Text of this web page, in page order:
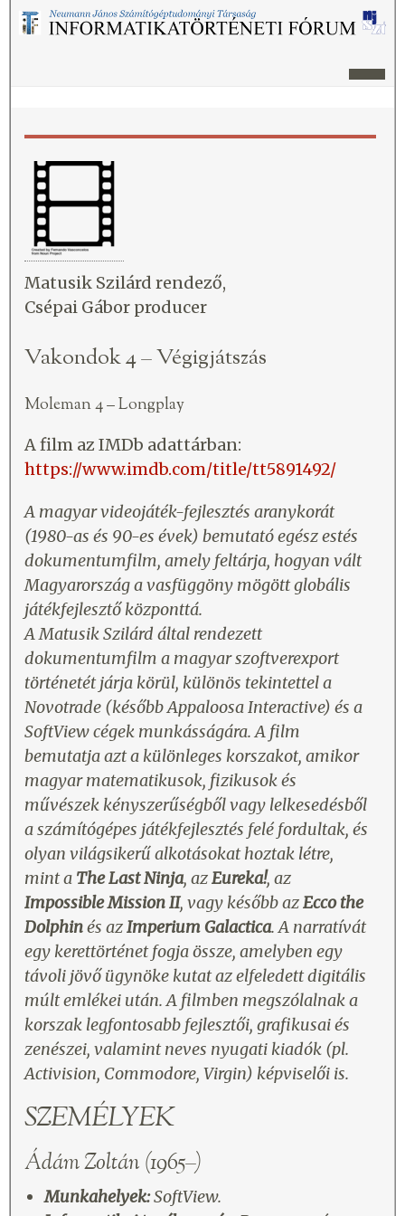
Matusik Szilárd rendező,
Csépai Gábor producer
Vakondok 4 – Végigjátszás
Moleman 4 – Longplay
A film az IMDb adattárban:
https://www.imdb.com/title/tt5891492/
A magyar videojáték-fejlesztés aranykorát
(1980-as és 90-es évek) bemutató egész estés
dokumentumfilm, amely feltárja, hogyan vált
Magyarország a vasfüggöny mögött globális
játékfejlesztő központtá.
A Matusik Szilárd által rendezett
dokumentumfilm a magyar szoftverexport
történetét járja körül, különös tekintettel a
Novotrade (később Appaloosa Interactive) és a
SoftView cégek munkásságára. A film
bemutatja azt a különleges korszakot, amikor
magyar matematikusok, fizikusok és
művészek kényszerűségből vagy lelkesedésből
a számítógépes játékfejlesztés felé fordultak, és
olyan világsikerű alkotásokat hoztak létre,
mint a The Last Ninja, azEureka!, az
Impossible Mission II, vagy később azEcco the
Dolphinés azImperium Galactica. A narratívát
egy kerettörténet fogja össze, amelyben egy
távoli jövő ügynöke kutat az elfeledett digitális
múlt emlékei után. A filmben megszólalnak a
korszak legfontosabb fejlesztői, grafikusai és
zenészei, valamint neves nyugati kiadók (pl.
Activision, Commodore, Virgin) képviselői is.
SZEMÉLYEK
Ádám Zoltán (1965–)
Munkahelyek:SoftView.